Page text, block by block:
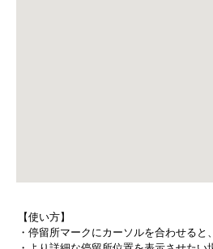
【使い方】
・停留所マークにカーソルを合わせる